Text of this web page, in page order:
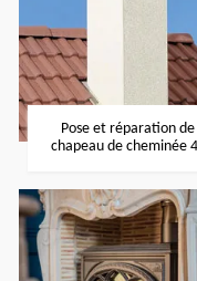
Pose et réparation de
chapeau de cheminée